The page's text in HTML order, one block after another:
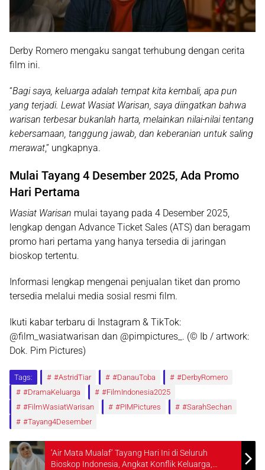
Derby Romero mengaku sangat terhubung dengan cerita
film ini.
“Bagi saya, keluarga adalah tempat kita kembali, apa pun
yang terjadi. Lewat Wasiat Warisan, saya diingatkan bahwa
warisan terbesar bukanlah harta, melainkan nilai-nilai tentang
kebersamaan, tanggung jawab, dan keberanian untuk saling
merawat,” ungkapnya.
Mulai Tayang 4 Desember 2025, Ada Promo
Hari Pertama
Wasiat Warisan mulai tayang pada 4 Desember 2025,
lengkap dengan Advance Ticket Sales (ATS) dan beragam
promo hari pertama yang hanya tersedia di jaringan
bioskop tertentu.
Informasi lengkap mengenai penjualan tiket dan promo
tersedia melalui media sosial resmi film.
Ikuti kabar terbaru di Instagram & TikTok:
@film_wasiatwarisan dan @pimpictures_. (© Ib / artwork:
Dok. Pim Pictures)
Tags: #AstridTiar #DanauToba
#DerbyRomero
#DramaKeluarga
#FilmIndonesia2025
#FilmWasiatWarisan
#PIMPictures
#SarahSechan
#Tayang4Desember
‘Air Mata Mualaf’ Tayang Hari Ini di Seluruh
Bioskop Indonesia, Angkat Konflik Keluarga,